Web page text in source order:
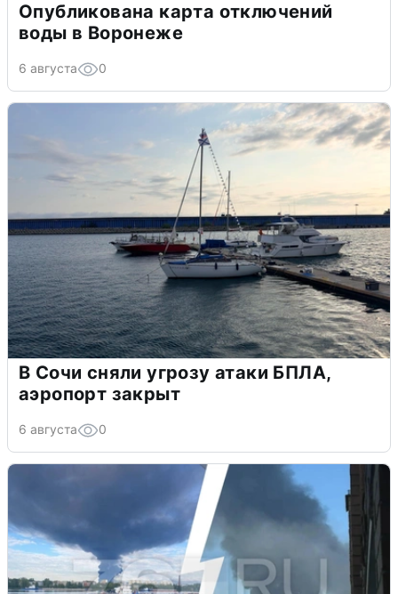
Опубликована карта отключений
воды в Воронеже
6 августа 0
В Сочи сняли угрозу атаки БПЛА,
аэропорт закрыт
6 августа 0